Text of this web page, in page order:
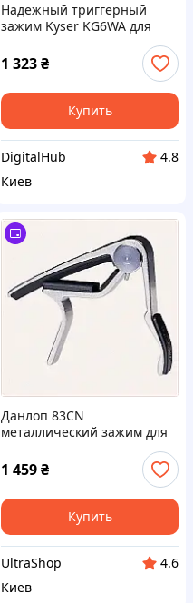
Надежный триггерный
зажим Kyser KG6WA для
1 323₴
Купить
DigitalHub
4.8
Киев
Данлоп 83CN
металлический зажим для
гитарных струн, 655EB5749
1 459₴
Купить
UltraShop
4.6
Киев